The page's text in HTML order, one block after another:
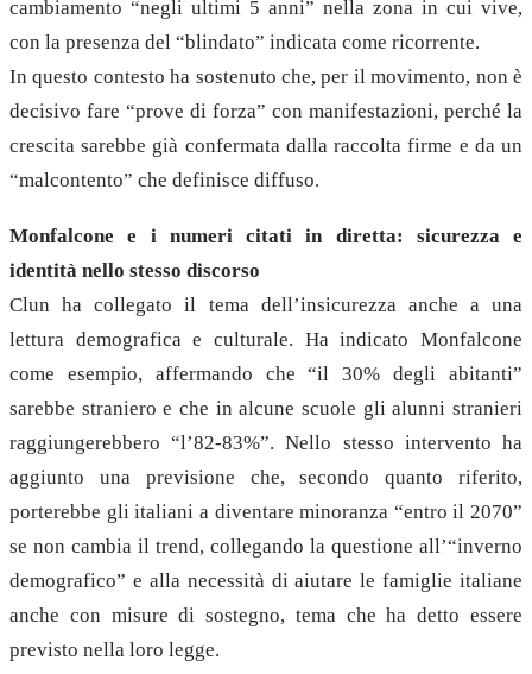
cambiamento “negli ultimi 5 anni” nella zona in cui vive,
con la presenza del “blindato” indicata come ricorrente.
In questo contesto ha sostenuto che, per il movimento, non è
decisivo fare “prove di forza” con manifestazioni, perché la
crescita sarebbe già confermata dalla raccolta firme e da un
“malcontento” che definisce diffuso.
Monfalcone e i numeri citati in diretta: sicurezza e
identità nello stesso discorso
Clun ha collegato il tema dell’insicurezza anche a una
lettura demografica e culturale. Ha indicato Monfalcone
come esempio, affermando che “il 30% degli abitanti”
sarebbe straniero e che in alcune scuole gli alunni stranieri
raggiungerebbero “l’82-83%”. Nello stesso intervento ha
aggiunto una previsione che, secondo quanto riferito,
porterebbe gli italiani a diventare minoranza “entro il 2070”
se non cambia il trend, collegando la questione all’“inverno
demografico” e alla necessità di aiutare le famiglie italiane
anche con misure di sostegno, tema che ha detto essere
previsto nella loro legge.